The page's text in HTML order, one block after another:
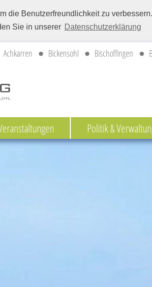
die Benutzerfreundlichkeit zu
Sie in unserer Datenschutzerklärung
Achkarren Bickensohl Bischoffingen
Politik &